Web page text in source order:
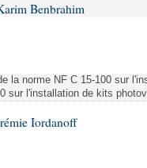
Benbrahim
la norme NF C 15-100 sur
sur l'installation de kits
Iordanoff